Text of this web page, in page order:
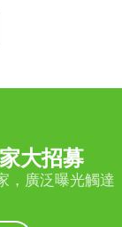
大招募
，廣泛曝光觸達